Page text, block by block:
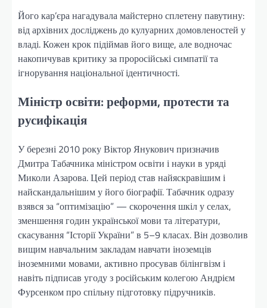
Його кар’єра нагадувала майстерно сплетену павутину:
від архівних досліджень до кулуарних домовленостей у
владі. Кожен крок підіймав його вище, але водночас
накопичував критику за проросійські симпатії та
ігнорування національної ідентичності.
Міністр освіти: реформи, протести та
русифікація
У березні 2010 року Віктор Янукович призначив
Дмитра Табачника міністром освіти і науки в уряді
Миколи Азарова. Цей період став найяскравішим і
найскандальнішим у його біографії. Табачник одразу
взявся за “оптимізацію” — скорочення шкіл у селах,
зменшення годин української мови та літератури,
скасування “Історії України” в 5–9 класах. Він дозволив
вищим навчальним закладам навчати іноземців
іноземними мовами, активно просував білінгвізм і
навіть підписав угоду з російським колегою Андрієм
Фурсенком про спільну підготовку підручників.